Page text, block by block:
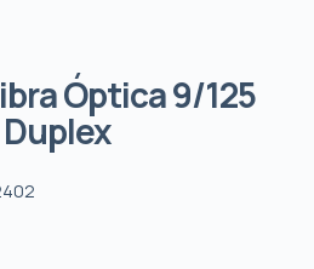
Óptica 9/125